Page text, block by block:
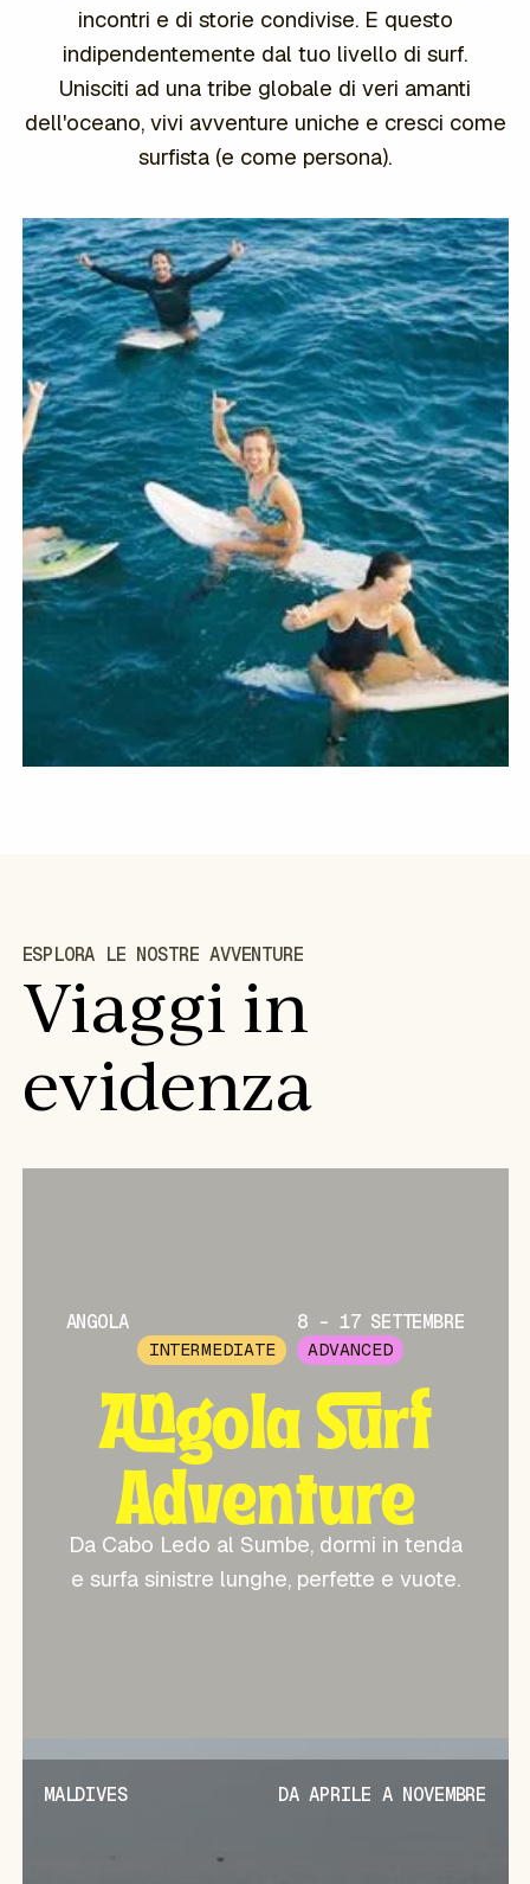
incontri e di storie condivise. E questo
indipendentemente dal tuo livello di surf.
Unisciti ad una tribe globale di veri amanti
dell'oceano, vivi avventure uniche e cresci come
surfista (e come persona).
ESPLORA LE NOSTRE AVVENTURE
Viaggi in
evidenza
ANGOLA 8 - 17 SETTEMBRE
INTERMEDIATE ADVANCED
Angola Surf
Adventure
Da Cabo Ledo al Sumbe, dormi in tenda
e surfa sinistre lunghe, perfette e vuote.
MALDIVES DA APRILE A NOVEMBRE